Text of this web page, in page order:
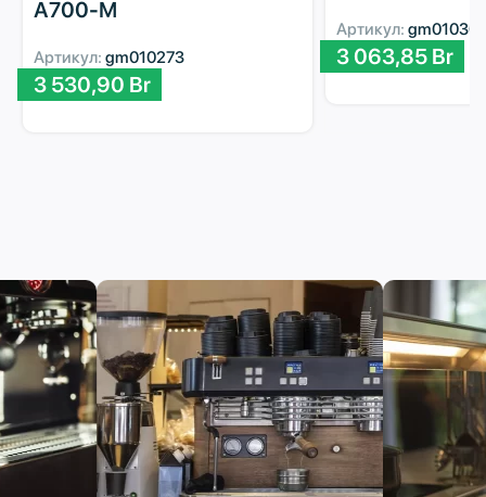
А700-М
Артикул: gm010273
3 530,90 Br
Артикул:
3 063,85 Br